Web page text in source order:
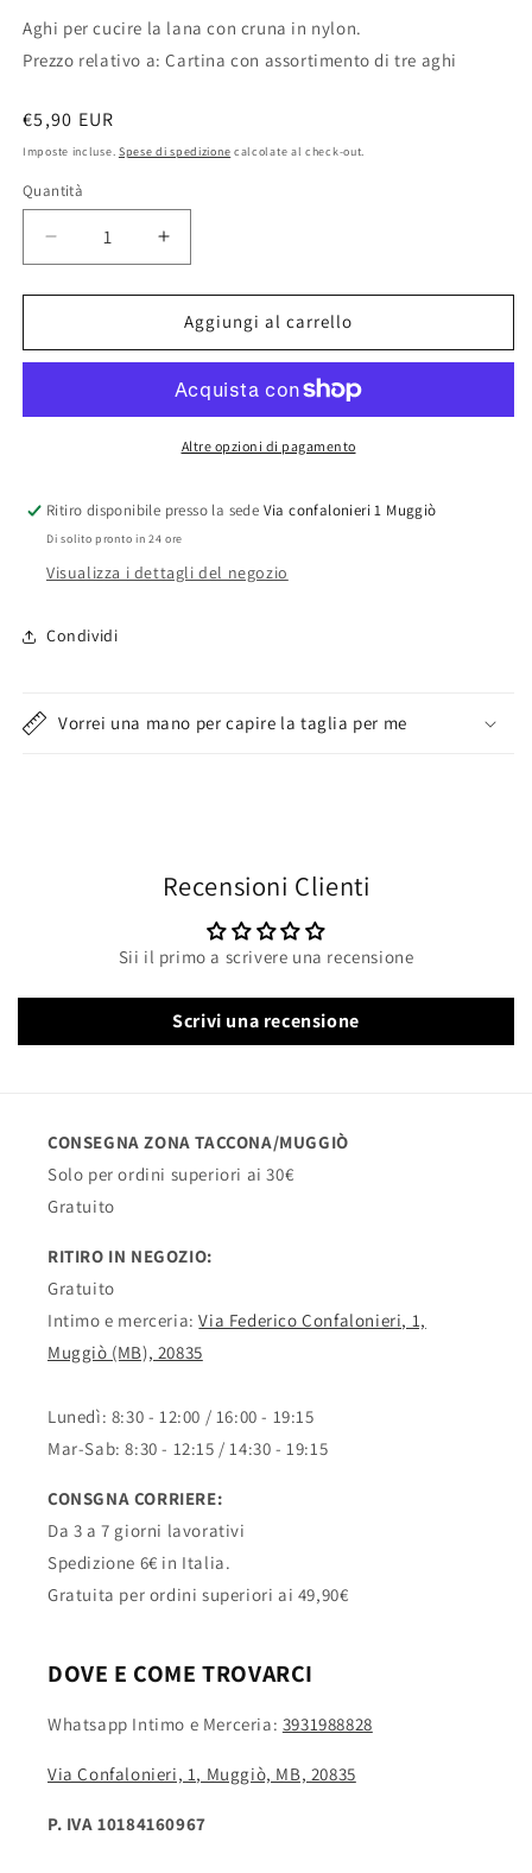
Aghi per cucire la lana con cruna in nylon.
Prezzo relativo a: Cartina con assortimento di tre aghi
Prezzo
di
€5,90 EUR
Imposte incluse. Spese di spedizione calcolate al check-out.
Quantità
Diminuisci
quantità
per
per
lana
nylon
Aumenta
quantità
per
Aghi
per
la
lana
con
nylon
Aggiungi al carrello
Altre opzioni di pagamento
Ritiro disponibile presso la sede Via confalonieri 1 Muggiò
Di solito pronto in 24 ore
Visualizza i dettagli del negozio
Condividi
Vorrei una mano per capire la taglia per me
Recensioni Clienti
Sii il primo a scrivere una recensione
Scrivi una recensione
CONSEGNA ZONA TACCONA/MUGGIÒ
Solo per ordini superiori ai 30€
Gratuito
RITIRO IN NEGOZIO:
Gratuito
Intimo e merceria:Via Federico Confalonieri, 1,
Muggiò (MB), 20835
Lunedì: 8:30 - 12:00 / 16:00 - 19:15
Mar-Sab: 8:30 - 12:15 / 14:30 - 19:15
CONSGNA CORRIERE:
Da 3 a 7 giorni lavorativi
Spedizione 6€ in Italia.
Gratuita per ordini superiori ai 49,90€
DOVE E COME TROVARCI
Whatsapp Intimo e Merceria: 3931988828
Via Confalonieri, 1, Muggiò, MB, 20835
P. IVA 10184160967